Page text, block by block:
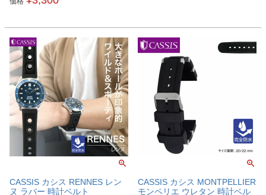
CASSIS カシス RENNES レン
ヌ ラバー 時計ベルト
CASSIS カシス MONTPELLIER
モンペリエ ウレタン 時計ベル